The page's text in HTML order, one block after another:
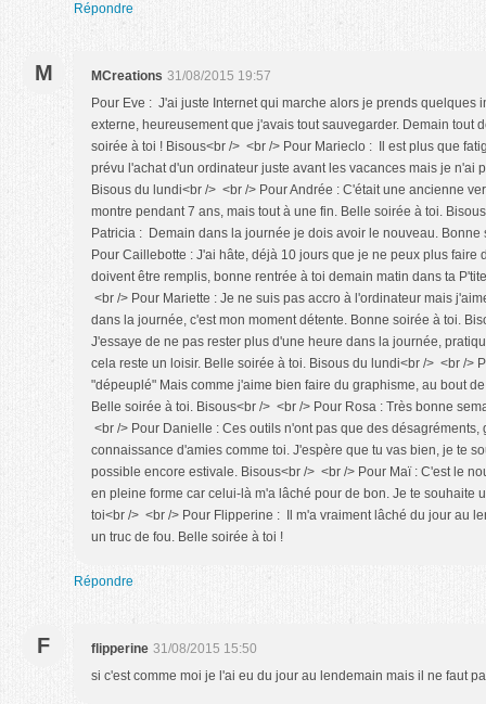
Répondre
M MCreations 31/08/2015 19:57
Pour Eve : J'ai juste Internet qui marche alors je prends quelques
externe, heureusement que j'avais tout sauvegarder. Demain tout
soirée à toi ! Bisous<br /> <br /> Pour Marieclo : Il est plus que
prévu l'achat d'un ordinateur juste avant les vacances mais je n'ai
Bisous du lundi<br /> <br /> Pour Andrée : C'était une ancienne
montre pendant 7 ans, mais tout à une fin. Belle soirée à toi.
Patricia : Demain dans la journée je dois avoir le nouveau.
Pour Caillebotte : J'ai hâte, déjà 10 jours que je ne peux plus faire
doivent être remplis, bonne rentrée à toi demain matin dans ta
<br /> Pour Mariette : Je ne suis pas accro à l'ordinateur mais
dans la journée, c'est mon moment détente. Bonne soirée à toi.
J'essaye de ne pas rester plus d'une heure dans la journée,
cela reste un loisir. Belle soirée à toi. Bisous du lundi<br /> <br />
"dépeuplé" Mais comme j'aime bien faire du graphisme, au bout
Belle soirée à toi. Bisous<br /> <br /> Pour Rosa : Très bonne
<br /> Pour Danielle : Ces outils n'ont pas que des désagréments,
connaissance d'amies comme toi. J'espère que tu vas bien, je te
possible encore estivale. Bisous<br /> <br /> Pour Maï : C'est le
en pleine forme car celui-là m'a lâché pour de bon. Je te souhaite
toi<br /> <br /> Pour Flipperine : Il m'a vraiment lâché du jour au
un truc de fou. Belle soirée à toi !
Répondre
F flipperine 31/08/2015 15:50
si c'est comme moi je l'ai eu du jour au lendemain mais il ne faut